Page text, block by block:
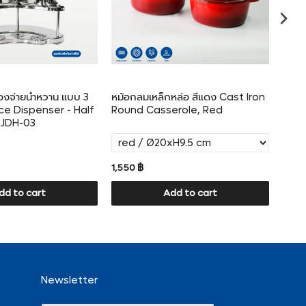
งจ่ายน้ำหวาน แบบ 3
Dispenser - Half
03
to cart
หม้อกลมเหล็กหล่อ สีแดง Cast Iron
Round Casserole, Red
1,550 ฿
Add to cart
Newsletter